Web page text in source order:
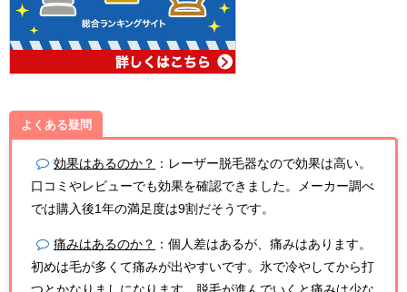
よくある疑問
効果はあるのか？
：レーザー脱毛器なので効果は高い。
口コミやレビューでも効果を確認できました。メーカー調べ
では購入後1年の満足度は9割だそうです。
痛みはあるのか？
：個人差はあるが、痛みはあります。
初めは毛が多くて痛みが出やすいです。氷で冷やしてから打